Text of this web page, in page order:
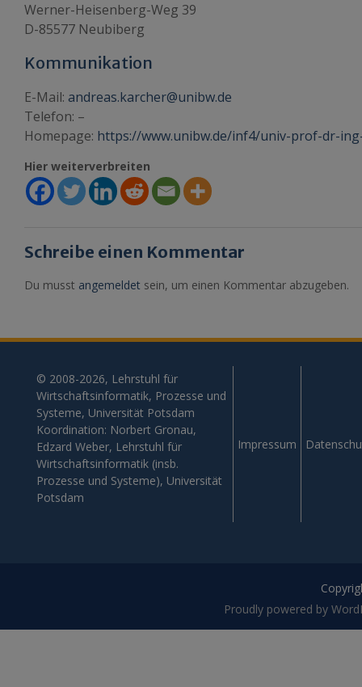
Werner-Heisenberg-Weg 39
D-85577 Neubiberg
Kommunikation
E-Mail: andreas.karcher@unibw.de
Telefon: –
Homepage: https://www.unibw.de/inf4/univ-prof-dr-
Hier weiterverbreiten
Schreibe einen Kommentar
Du musst angemeldet sein, um einen Kommentar abzugeben.
© 2008-2026, Lehrstuhl für
Wirtschaftsinformatik, Prozesse und
Systeme, Universität Potsdam
Koordination: Norbert Gronau,
Edzard Weber, Lehrstuhl für
Wirtschaftsinformatik (insb.
Prozesse und Systeme), Universität
Potsdam
Impressum
Proudly powered by